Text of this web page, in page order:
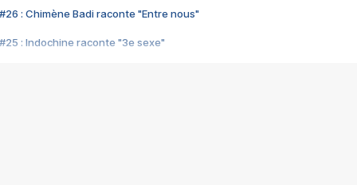
#26 : Chimène Badi raconte "Entre nous"
#25 : Indochine raconte "3e sexe"